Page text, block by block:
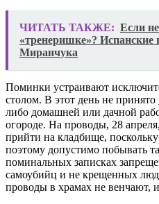
ЧИТАТЬ ТАКЖЕ: Если
«тренеришке»?
Миранчука
Поминки устраивают
столом. В этот день не принято
либо домашней или дачной
огороде. На проводы, 28
прийти на кладбище,
поэтому допустимо побывать
поминальных записках
самоубийц и не крещенных
проводы в храмах не венчают, и